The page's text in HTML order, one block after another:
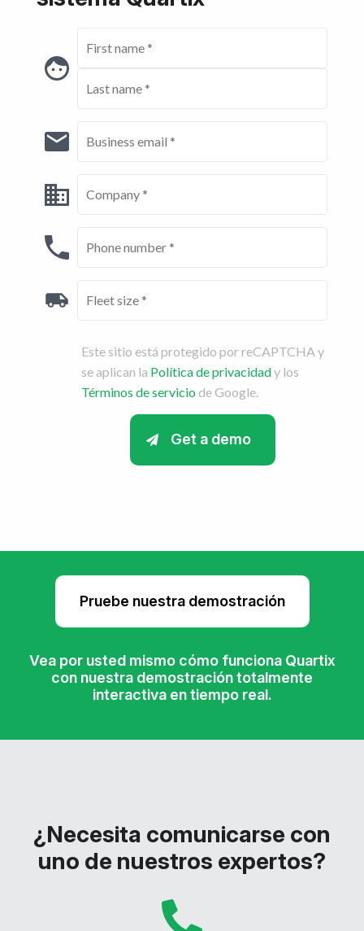
Este sitio está protegido por reCAPTCHA y
se aplican la Política de privacidady los
Términos de servicio de Google.
Pruebe nuestra demostración
Vea por usted mismo cómo funciona Quartix
con nuestra demostración totalmente
interactiva en tiempo real.
¿Necesita comunicarse con
uno de nuestros expertos?